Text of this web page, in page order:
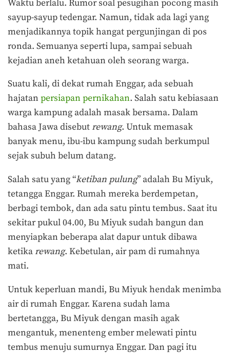
Waktu berlalu. Rumor soal pesugihan pocong masih
sayup-sayup tedengar. Namun, tidak ada lagi yang
menjadikannya topik hangat pergunjingan di pos
ronda. Semuanya seperti lupa, sampai sebuah
kejadian aneh ketahuan oleh seorang warga.
Suatu kali, di dekat rumah Enggar, ada sebuah
hajatan persiapan pernikahan. Salah satu kebiasaan
warga kampung adalah masak bersama. Dalam
bahasa Jawa disebutrewang. Untuk memasak
banyak menu, ibu-ibu kampung sudah berkumpul
sejak subuh belum datang.
Salah satu yang “ketiban pulung” adalah Bu Miyuk,
tetangga Enggar. Rumah mereka berdempetan,
berbagi tembok, dan ada satu pintu tembus. Saat itu
sekitar pukul 04.00, Bu Miyuk sudah bangun dan
menyiapkan beberapa alat dapur untuk dibawa
ketikarewang. Kebetulan, air pam di rumahnya
mati.
Untuk keperluan mandi, Bu Miyuk hendak menimba
air di rumah Enggar. Karena sudah lama
bertetangga, Bu Miyuk dengan masih agak
mengantuk, menenteng ember melewati pintu
tembus menuju sumurnya Enggar. Dan pagi itu